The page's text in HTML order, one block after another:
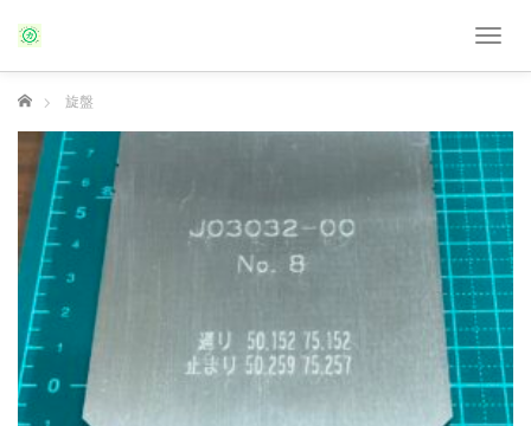
T
l
e
n
a
v
i
g
a
i
o
n
ホーム 旋盤